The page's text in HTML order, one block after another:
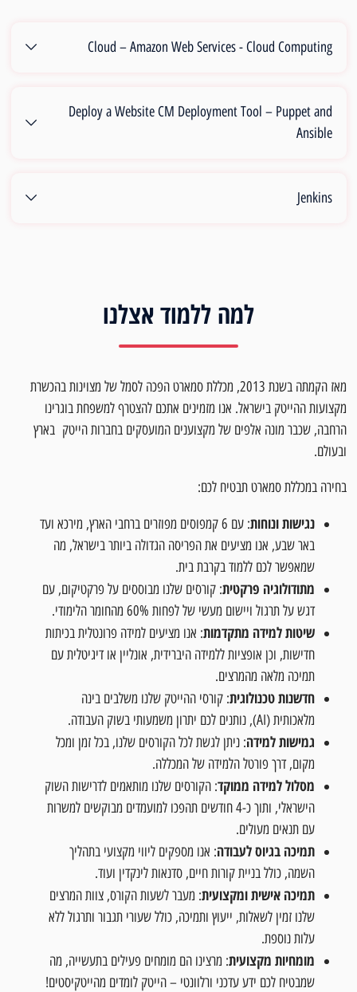
Cloud – Amazon Web Services - Cloud Computing
Deploy a Website CM Deployment Tool – Puppet and
Ansible
Jenkins
למה ללמוד אצלנו
מאז הקמתה בשנת 2013, מכללת סמארט הפכה לסמל של מצוינות בהכשרת
מקצועות ההייטק בישראל. אנו מזמינים אתכם להצטרף למשפחת בוגרינו
הרחבה, שכבר מונה אלפים של מקצוענים המועסקים בחברות הייטק בארץ
ובעולם.
בחירה במכללת סמארט תבטיח לכם:
נגישות ונוחות
: עם 6 קמפוסים מפוזרים ברחבי הארץ, מירכא ועד
באר שבע, אנו מציעים את הפריסה הגדולה ביותר בישראל, מה
שמאפשר לכם ללמוד בקרבת בית.
מתודולוגיה פרקטית: קורסים שלנו מבוססים על פרקטיקום, עם
דגש על תרגול ויישום מעשי של לפחות 60% מהחומר הלימודי.
שיטות למידה מתקדמות: אנו מציעים למידה פרונטלית בכיתות
חדישות, וכן אופציות ללמידה היברידית, אונליין או דיגיטלית עם
תמיכה מלאה מהמרצים.
חדשנות טכנולוגית: קורסי ההייטק שלנו משלבים בינה
מלאכותית (AI), נותנים לכם יתרון משמעותי בשוק העבודה.
גמישות למידה: ניתן לגשת לכל הקורסים שלנו, בכל זמן ומכל
מקום, דרך פורטל הלמידה של המכללה.
מסלול למידה ממוקד: הקורסים שלנו מותאמים לדרישות השוק
הישראלי, ותוך כ-4 חודשים תהפכו למועמדים מבוקשים למשרות
עם תנאים מעולים.
תמיכה בגיוס לעבודה: אנו מספקים ליווי מקצועי בתהליך
השמה, כולל בניית קורות חיים, סדנאות לינקדין ועוד.
תמיכה אישית ומקצועית: מעבר לשעות הקורס, צוות המרצים
שלנו זמין לשאלות, ייעוץ ותמיכה, כולל שעורי תגבור ותרגול ללא
עלות נוספת.
מומחיות מקצועית: מרצינו הם מומחים פעילים בתעשייה, מה
שמבטיח לכם ידע עדכני ורלוונטי – הייטק לומדים מהייטקיסטים!